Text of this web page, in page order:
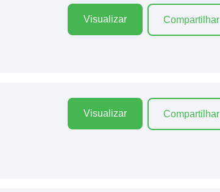
Visualizar Compartilhar
Visualizar Compartilhar